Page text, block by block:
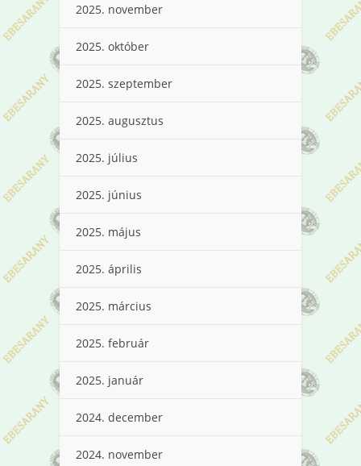
2025. november
2025. október
2025. szeptember
2025. augusztus
2025. július
2025. június
2025. május
2025. április
2025. március
2025. február
2025. január
2024. december
2024. november